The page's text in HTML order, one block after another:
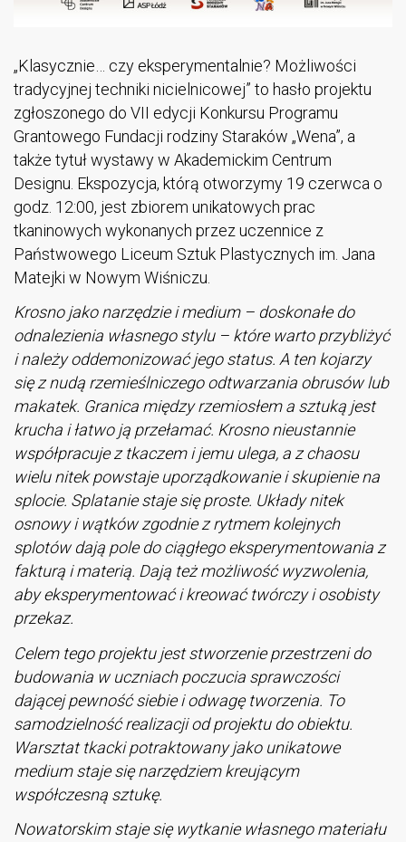
„Klasycznie… czy eksperymentalnie? Możliwości
tradycyjnej techniki nicielnicowej” to hasło projektu
zgłoszonego do VII edycji Konkursu Programu
Grantowego Fundacji rodziny Staraków „Wena”, a
także tytuł wystawy w Akademickim Centrum
Designu. Ekspozycja, którą otworzymy 19 czerwca o
godz. 12:00, jest zbiorem unikatowych prac
tkaninowych wykonanych przez uczennice z
Państwowego Liceum Sztuk Plastycznych im. Jana
Matejki w Nowym Wiśniczu.
Krosno jako narzędzie i medium – doskonałe do
odnalezienia własnego stylu – które warto przybliżyć
i należy oddemonizować jego status. A ten kojarzy
się z nudą rzemieślniczego odtwarzania obrusów lub
makatek. Granica między rzemiosłem a sztuką jest
krucha i łatwo ją przełamać. Krosno nieustannie
współpracuje z tkaczem i jemu ulega, a z chaosu
wielu nitek powstaje uporządkowanie i skupienie na
splocie. Splatanie staje się proste. Układy nitek
osnowy i wątków zgodnie z rytmem kolejnych
splotów dają pole do ciągłego eksperymentowania z
fakturą i materią. Dają też możliwość wyzwolenia,
aby eksperymentować i kreować twórczy i osobisty
przekaz.
Celem tego projektu jest stworzenie przestrzeni do
budowania w uczniach poczucia sprawczości
dającej pewność siebie i odwagę tworzenia. To
samodzielność realizacji od projektu do obiektu.
Warsztat tkacki potraktowany jako unikatowe
medium staje się narzędziem kreującym
współczesną sztukę.
Nowatorskim staje się wytkanie własnego materiału